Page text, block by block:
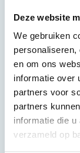
Deze website
We gebruiken
en om ons
informatie over
partners voor
partners
informatie die
verzameld op
Wat vind je
In Mijn
luistertips
met het
Heb je je
dat vind je